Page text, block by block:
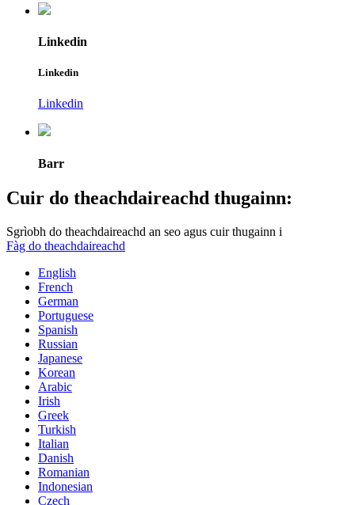
Linkedin
Linkedin
Linkedin
Barr
Cuir do theachdaireachd thugainn:
Sgrìobh do theachdaireachd an seo agus cuir thugainn i
Fàg do theachdaireachd
English
French
German
Portuguese
Spanish
Russian
Japanese
Korean
Arabic
Irish
Greek
Turkish
Italian
Danish
Romanian
Indonesian
Czech